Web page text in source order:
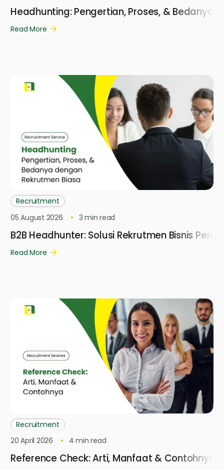
Headhunting: Pengertian, Proses, & Bedanya
Read More
Recruitment
05 August 2026
3 min read
B2B Headhunter: Solusi Rekrutmen Bisnis
Read More
Recruitment
20 April 2026
4 min read
Reference Check: Arti, Manfaat & Contohnya